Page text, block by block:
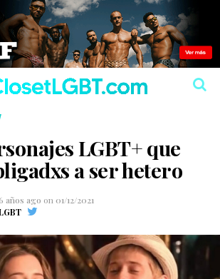
LGBT+ que
a ser hetero
años ago on 01/12/2021